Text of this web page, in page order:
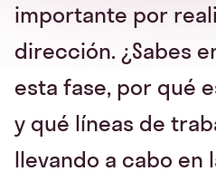
importante por
dirección. ¿Sabes
esta fase, por qué
y qué líneas de
llevando a cabo en